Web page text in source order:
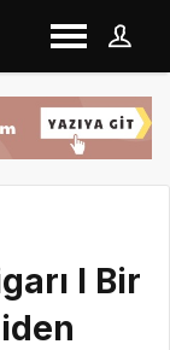
I Bir